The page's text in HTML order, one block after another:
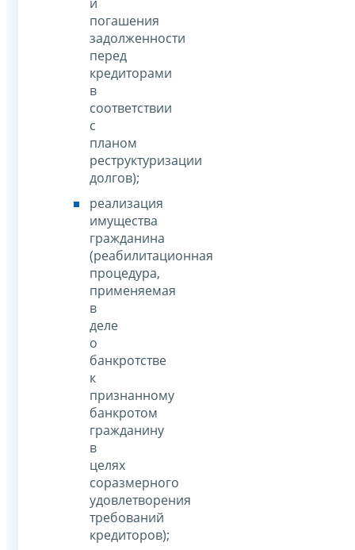
погашения
задолженности
перед
кредиторами
в
соответствии
с
планом
реструктуризации
долгов);
реализация
имущества
гражданина
(реабилитационная
процедура,
применяемая
в
деле
о
банкротстве
к
признанному
банкротом
гражданину
в
целях
соразмерного
удовлетворения
требований
кредиторов);